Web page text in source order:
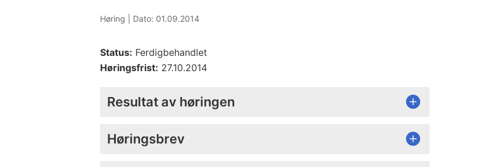
Høring | Dato: 01.09.2014
Status: Ferdigbehandlet
Høringsfrist: 27.10.2014
Resultat av høringen
Høringsbrev